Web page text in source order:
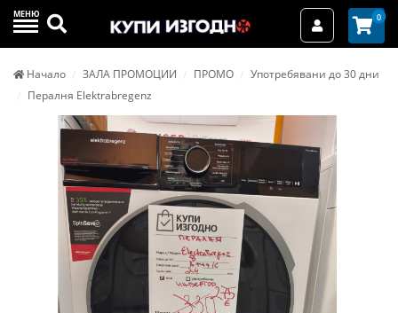
МЕНЮ Търси Вход / 0
Начало ЗАЛА ПРОМОЦИИ ПРОМО
Употребявани до 30 дни
Пералня Elektrabregenz